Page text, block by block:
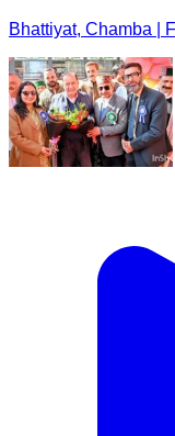
Bhattiyat, Chamba |